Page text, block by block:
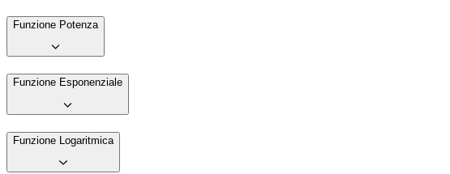
Funzione Potenza
Funzione Esponenziale
Funzione Logaritmica